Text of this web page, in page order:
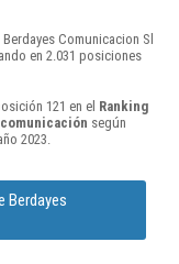
Comunicacion Sl
en 2.031 posiciones
121 en el Ranking
según
2023.
Berdayes